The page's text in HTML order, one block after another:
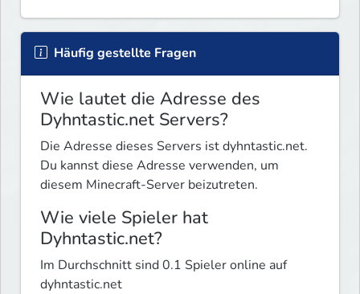
Häufig gestellte Fragen
Wie lautet die Adresse des
Dyhntastic.net Servers?
Die Adresse dieses Servers ist dyhntastic.net.
Du kannst diese Adresse verwenden, um
diesem Minecraft-Server beizutreten.
Wie viele Spieler hat
Dyhntastic.net?
Im Durchschnitt sind 0.1 Spieler online auf
dyhntastic.net